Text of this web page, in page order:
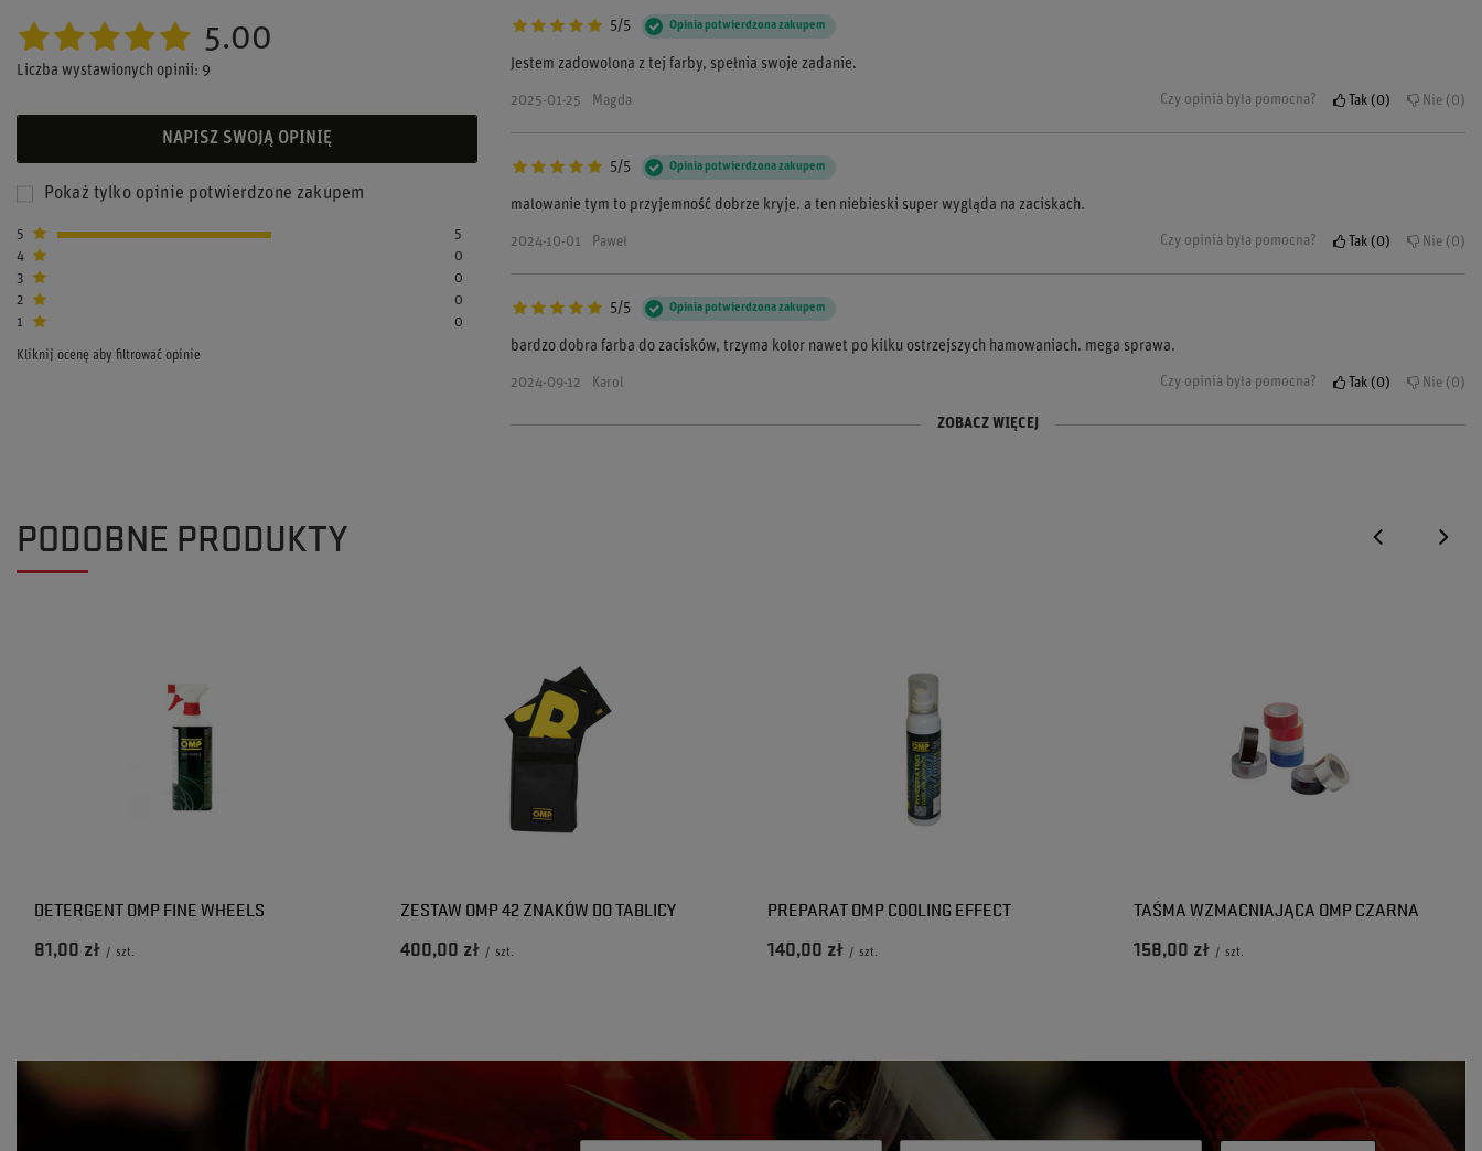
5.00
Liczba wystawionych opinii: 9
NAPISZ SWOJĄ OPINIĘ
Pokaż tylko opinie potwierdzone zakupem
5
5
4
0
3
0
2
0
1
0
Kliknij ocenę aby filtrować opinie
5/5 Opinia potwierdzona zakupem
Jestem zadowolona z tej farby, spełnia swoje zadanie.
2025-01-25 Magda Czy opinia była pomocna? Tak 0 Nie 0
5/5 Opinia potwierdzona zakupem
malowanie tym to przyjemność dobrze kryje. a ten niebieski super wygląda na zaciskach.
2024-10-01 Paweł Czy opinia była pomocna? Tak 0 Nie 0
5/5 Opinia potwierdzona zakupem
bardzo dobra farba do zacisków, trzyma kolor nawet po kilku ostrzejszych hamowaniach. mega sprawa.
2024-09-12 Karol Czy opinia była pomocna? Tak 0 Nie 0
5/5 Opinia potwierdzona zakupem
5/5 Opinia potwierdzona zakupem ZOBACZ WIĘCEJ
PODOBNE PRODUKTY
DETERGENT OMP FINE WHEELS
81,00 zł / szt.
ZESTAW OMP 42 ZNAKÓW DO TABLICY
400,00 zł / szt.
PREPARAT OMP COOLING EFFECT
140,00 zł / szt.
TAŚMA WZMACNIAJĄCA OMP CZARNA
158,00 zł / szt.